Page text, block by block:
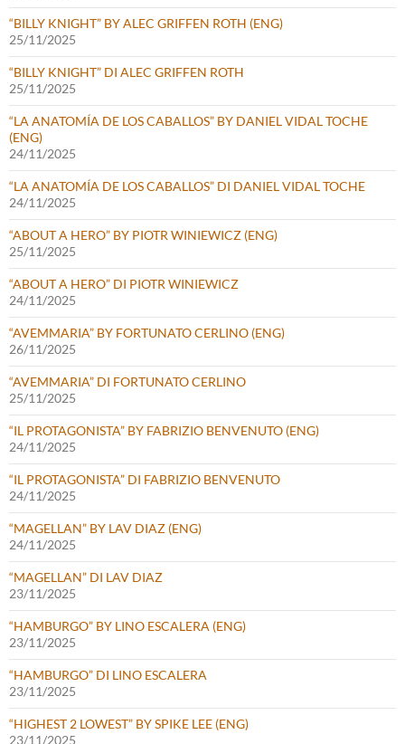
“BILLY KNIGHT” BY ALEC GRIFFEN ROTH (ENG)
25/11/2025
“BILLY KNIGHT” DI ALEC GRIFFEN ROTH
25/11/2025
“LA ANATOMÍA DE LOS CABALLOS” BY DANIEL VIDAL TOCHE
(ENG)
24/11/2025
“LA ANATOMÍA DE LOS CABALLOS” DI DANIEL VIDAL TOCHE
24/11/2025
“ABOUT A HERO” BY PIOTR WINIEWICZ (ENG)
25/11/2025
“ABOUT A HERO” DI PIOTR WINIEWICZ
24/11/2025
“AVEMMARIA” BY FORTUNATO CERLINO (ENG)
26/11/2025
“AVEMMARIA” DI FORTUNATO CERLINO
25/11/2025
“IL PROTAGONISTA” BY FABRIZIO BENVENUTO (ENG)
24/11/2025
“IL PROTAGONISTA” DI FABRIZIO BENVENUTO
24/11/2025
“MAGELLAN” BY LAV DIAZ (ENG)
24/11/2025
“MAGELLAN” DI LAV DIAZ
23/11/2025
“HAMBURGO” BY LINO ESCALERA (ENG)
23/11/2025
“HAMBURGO” DI LINO ESCALERA
23/11/2025
“HIGHEST 2 LOWEST” BY SPIKE LEE (ENG)
23/11/2025